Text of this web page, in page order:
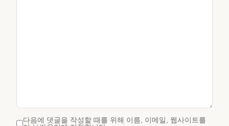
다음에 댓글을 작성할 때를 위해 이름, 이메일, 웹사이트를